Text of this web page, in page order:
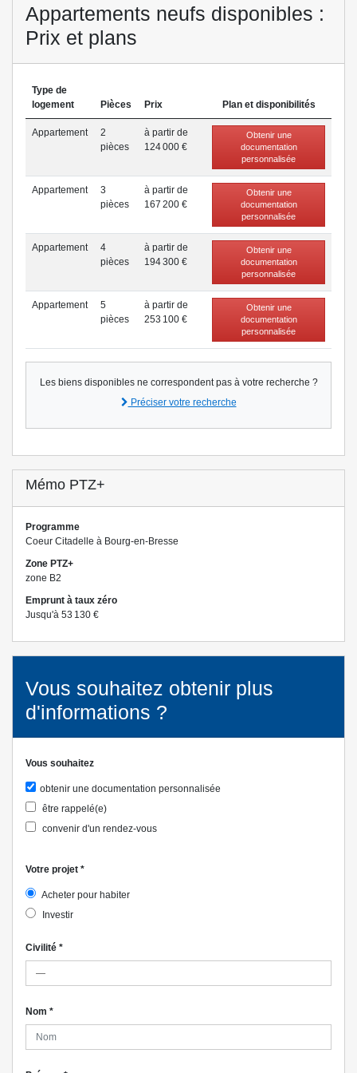
Appartements neufs disponibles :
Prix et plans
Type de
logement
Pièces Prix Plan et disponibilités
Appartement
2
pièces
à partir de
124 000 €
Obtenir une
documentation
personnalisée
Appartement
3
pièces
à partir de
167 200 €
Obtenir une
documentation
personnalisée
Appartement
4
pièces
à partir de
194 300 €
Obtenir une
documentation
personnalisée
Appartement
5
pièces
à partir de
253 100 €
Obtenir une
documentation
personnalisée
Les biens disponibles ne correspondent pas à votre recherche ?
Préciser votre recherche
Mémo PTZ+
Programme
Coeur Citadelle à Bourg-en-Bresse
Zone PTZ+
zone B2
Emprunt à taux zéro
Jusqu'à 53 130 €
Vous souhaitez obtenir plus
d'informations ?
Vous souhaitez
obtenir une documentation personnalisée
être rappelé(e)
convenir d'un rendez-vous
Votre projet *
Acheter pour habiter
Investir
Civilité *
Nom *